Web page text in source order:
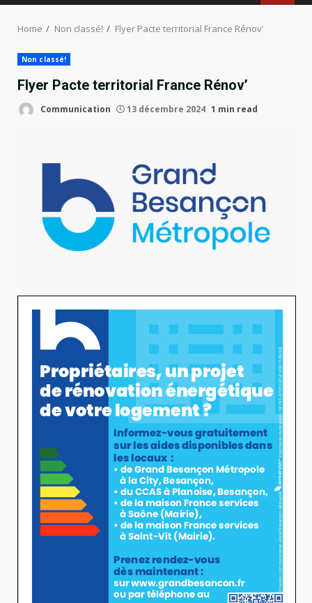
Home Non classé! Flyer Pacte territorial France Rénov’
Non classé!
Flyer Pacte territorial France Rénov’
Communication 13 décembre 2024 1 min read